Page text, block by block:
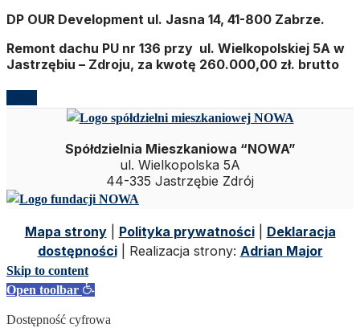
DP OUR Development ul. Jasna 14, 41-800 Zabrze.
Remont dachu PU nr 136 przy ul. Wielkopolskiej 5A w
Jastrzębiu – Zdroju, za kwotę 260.000,00 zł. brutto
Spółdzielnia Mieszkaniowa “NOWA”
ul. Wielkopolska 5A
44-335 Jastrzębie Zdrój
Mapa strony| Polityka prywatności| Deklaracja
dostępności| Realizacja strony: Adrian Major
Skip to content
Open toolbar
Dostępność cyfrowa